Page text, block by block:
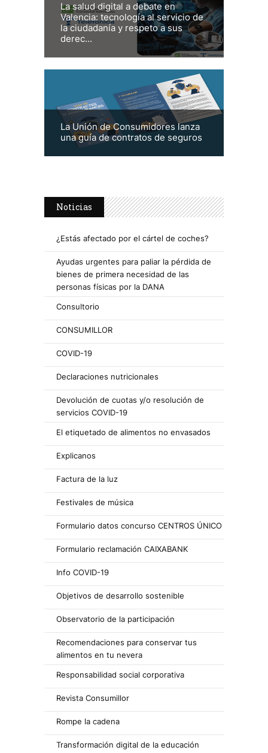
La salud digital a debate en
Valencia: tecnología al servicio de
la ciudadanía y respeto a sus
derec...
La Unión de Consumidores lanza
una guía de contratos de seguros
Noticias
¿Estás afectado por el cártel de coches?
Ayudas urgentes para paliar la pérdida de
bienes de primera necesidad de las
personas físicas por la DANA
Consultorio
CONSUMILLOR
COVID-19
Declaraciones nutricionales
Devolución de cuotas y/o resolución de
servicios COVID-19
El etiquetado de alimentos no envasados
Explicanos
Factura de la luz
Festivales de música
Formulario datos concurso CENTROS ÚNICO
Formulario reclamación CAIXABANK
Info COVID-19
Objetivos de desarrollo sostenible
Observatorio de la participación
Recomendaciones para conservar tus
alimentos en tu nevera
Responsabilidad social corporativa
Revista Consumillor
Rompe la cadena
Transformación digital de la educación